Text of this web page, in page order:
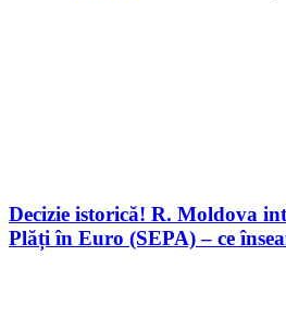
Decizie istorică! R. Moldova
Plăți în Euro (SEPA) – ce